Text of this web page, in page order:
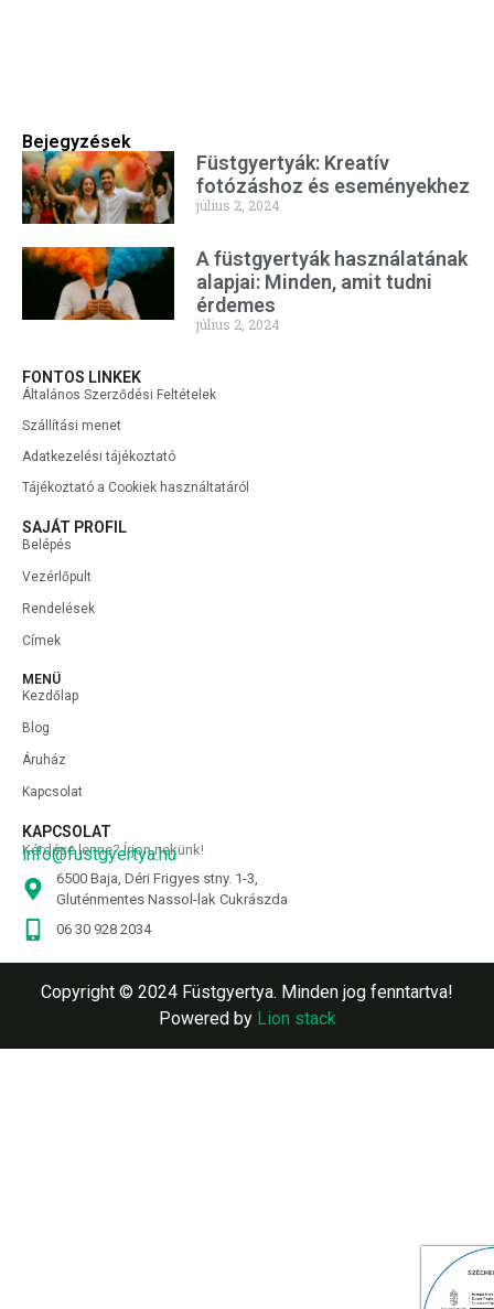
Bejegyzések
Füstgyertyák: Kreatív
fotózáshoz és eseményekhez
július 2, 2024
A füstgyertyák használatának
alapjai: Minden, amit tudni
érdemes
július 2, 2024
FONTOS LINKEK
Általános Szerződési Feltételek
Szállítási menet
Adatkezelési tájékoztató
Tájékoztató a Cookiek használtatáról
SAJÁT PROFIL
Belépés
Vezérlőpult
Rendelések
Címek
MENÜ
Kezdőlap
Blog
Áruház
Kapcsolat
KAPCSOLAT
Kérdése lenne? Írjon nekünk!
info@fustgyertya.hu
6500 Baja, Déri Frigyes stny. 1-3,
Gluténmentes Nassol-lak Cukrászda
06 30 928 2034
Copyright © 2024 Füstgyertya. Minden jog fenntartva!
Powered by Lion stack